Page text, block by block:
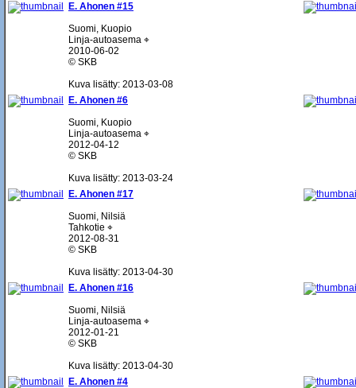
E. Ahonen #15
Suomi, Kuopio
Linja-autoasema ⌖
2010-06-02
© SKB
Kuva lisätty: 2013-03-08
E. Ahonen #6
Suomi, Kuopio
Linja-autoasema ⌖
2012-04-12
© SKB
Kuva lisätty: 2013-03-24
E. Ahonen #17
Suomi, Nilsiä
Tahkotie ⌖
2012-08-31
© SKB
Kuva lisätty: 2013-04-30
E. Ahonen #16
Suomi, Nilsiä
Linja-autoasema ⌖
2012-01-21
© SKB
Kuva lisätty: 2013-04-30
E. Ahonen #4